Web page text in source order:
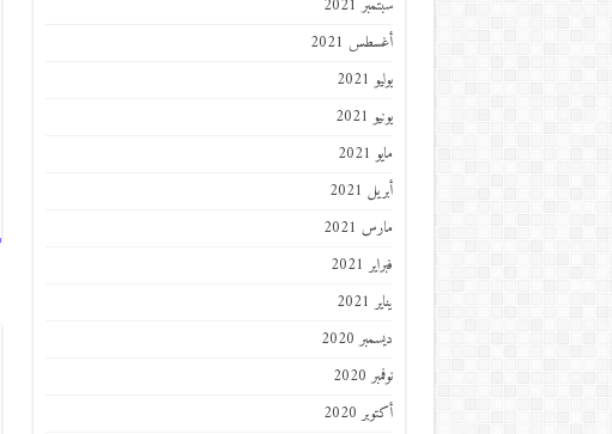
أغسطس 2021
يوليو 2021
يونيو 2021
مايو 2021
أبريل 2021
مارس 2021
فبراير 2021
يناير 2021
ديسمبر 2020
نوفمبر 2020
أكتوبر 2020